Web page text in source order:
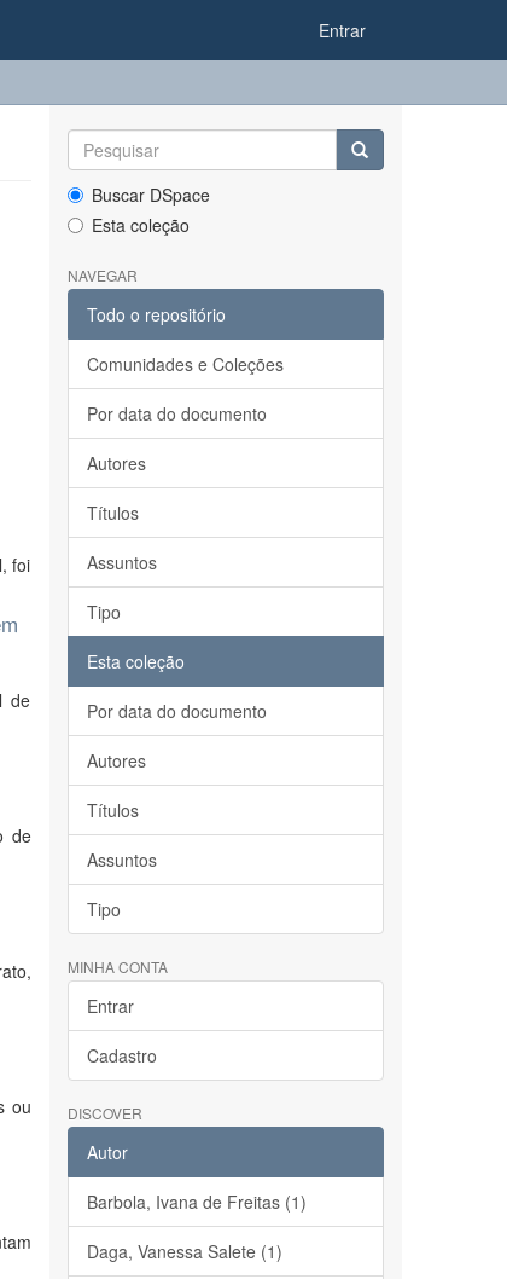
Entrar
foi
de
de
ou
Buscar DSpace
Esta coleção
NAVEGAR
Todo o repositório
Comunidades e Coleções
Por data do documento
Autores
Títulos
Assuntos
Tipo
Esta coleção
Por data do documento
Autores
Títulos
Assuntos
Tipo
MINHA CONTA
Entrar
Cadastro
DISCOVER
Autor
Barbola, Ivana de Freitas (1)
Daga, Vanessa Salete (1)